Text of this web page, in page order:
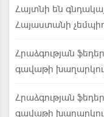
Հայտնի են
Հայաստանի
Հրաձգության
գավաթի
Հրաձգության
գավաթի